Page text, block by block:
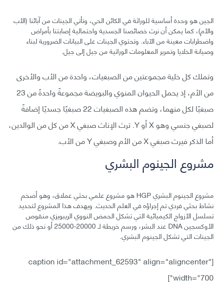
الجين هو وحدة أساسية للوراثة في الكائن الحي، وتأتي الجينات من آبائنا (الأب
والأم)، كما يمكن أن نرث خصائصنا الجسدية واحتمالية إصابتنا بأمراض
واضطرابات معينة من الآباء. وتحتوي الجينات على البيانات الضرورية لبناء
وصيانة الخلايا وتمرير المعلومات الوراثية من جيل إلى جيل.
وتملك كل خلية مجموعتين من الصبغيات، واحدة من الأب والأخرى
من الأم، إذ يحمل الحيوان المنوي والبويضة مجموعةً واحدةً من 23
صبغيًا لكل منهما، وتضم هذه الصبغيات 22 صبغيًا جسديًا إضافةً
لصبغي جنسي وهو X أو Y. ترث الإناث صبغي X من كل من الوالدين،
أما الذكر فيرث صبغي X من الأم وصبغي Y من الأب.
مشروع الجينوم البشري
مشروع الجينوم البشري HGP هو مشروع علمي بحثي عملاق، وهو أضخم
نشاط بحثي فردي تم إجراؤه في العلم الحديث. ويهدف هذا المشروع لتحديد
تسلسل الأزواج الكيميائية التي تشكل الحمض النووي الريبويزي منقوص
الأوكسجين DNA عند البشر، ورسم خريطة لـ 20000-25000 أو نحو ذلك من
الجينات التي تشكل الجينوم البشري.
[caption id="attachment_62593" align="aligncenter"
width="700"]